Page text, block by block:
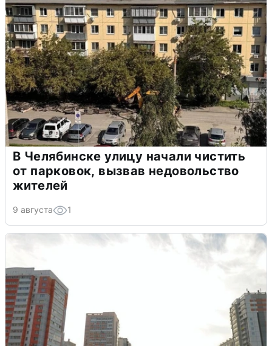
В Челябинске улицу начали чистить
от парковок, вызвав недовольство
жителей
9 августа 1